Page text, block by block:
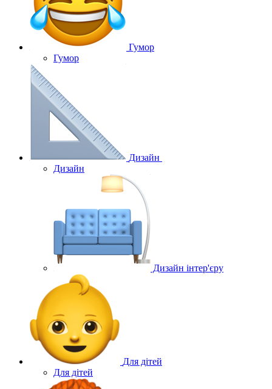
Гумор
Гумор
Дизайн
Дизайн
Дизайн інтер'єру
Для дітей
Для дітей